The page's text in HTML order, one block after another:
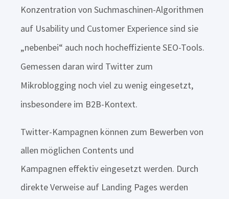
Konzentration von Suchmaschinen-Algorithmen
auf Usability und Customer Experience sind sie
„nebenbei“ auch noch hocheffiziente SEO-Tools.
Gemessen daran wird Twitter zum
Mikroblogging noch viel zu wenig eingesetzt,
insbesondere im B2B-Kontext.
Twitter-Kampagnen können zum Bewerben von
allen möglichen Contents und
Kampagnen effektiv eingesetzt werden. Durch
direkte Verweise auf Landing Pages werden